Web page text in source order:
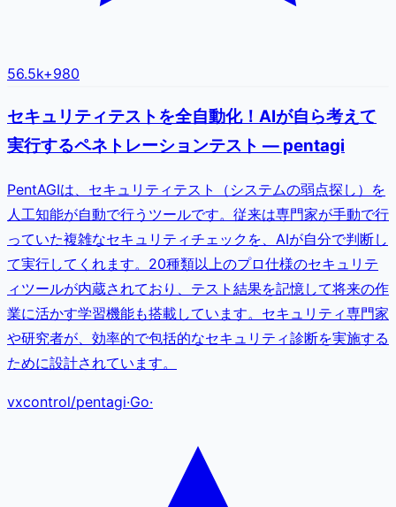
56.5k+980
セキュリティテストを全自動化！AIが自ら考えて
実行するペネトレーションテスト — pentagi
PentAGIは、セキュリティテスト（システムの弱点探し）を
人工知能が自動で行うツールです。従来は専門家が手動で行
っていた複雑なセキュリティチェックを、AIが自分で判断し
て実行してくれます。20種類以上のプロ仕様のセキュリテ
ィツールが内蔵されており、テスト結果を記憶して将来の作
業に活かす学習機能も搭載しています。セキュリティ専門家
や研究者が、効率的で包括的なセキュリティ診断を実施する
ために設計されています。
vxcontrol/pentagi·Go·